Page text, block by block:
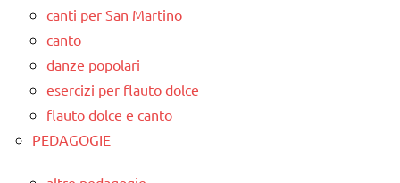
canti per San Martino
canto
danze popolari
esercizi per flauto dolce
flauto dolce e canto
PEDAGOGIE